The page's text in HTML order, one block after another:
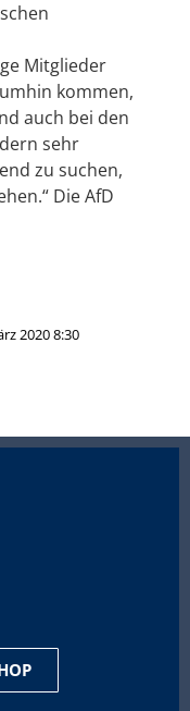
Mitglieder
kommen,
auch bei den
sehr
zu suchen,
Die AfD
2020 8:30